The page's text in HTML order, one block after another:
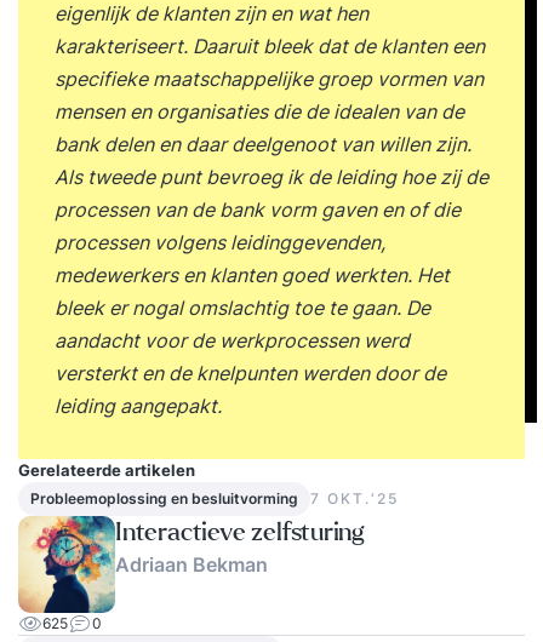
eigenlijk de klanten zijn en wat hen
karakteriseert. Daaruit bleek dat de klanten een
specifieke maatschappelijke groep vormen van
mensen en organisaties die de idealen van de
bank delen en daar deelgenoot van willen zijn.
Als tweede punt bevroeg ik de leiding hoe zij de
processen van de bank vorm gaven en of die
processen volgens leidinggevenden,
medewerkers en klanten goed werkten. Het
bleek er nogal omslachtig toe te gaan. De
aandacht voor de werkprocessen werd
versterkt en de knelpunten werden door de
leiding aangepakt.
Gerelateerde artikelen
Probleemoplossing en besluitvorming 7 OKT.‘25
Interactieve zelfsturing
Adriaan Bekman
625
0